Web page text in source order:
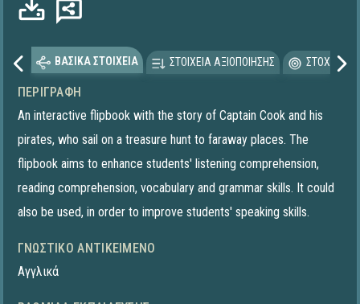
ΒΑΣΙΚΑ ΣΤΟΙΧΕΙΑ ΣΤΟΙΧΕΙΑ ΑΞΙΟΠΟΙΗΣΗΣ
ΠΕΡΙΓΡΑΦΉ
An interactive flipbook with the story of Captain Cook and his
pirates, who sail on a treasure hunt to faraway places. The
flipbook aims to enhance students' listening comprehension,
reading comprehension, vocabulary and grammar skills. It could
also be used, in order to improve students' speaking skills.
ΓΝΩΣΤΙΚΌ ΑΝΤΙΚΕΊΜΕΝΟ
Αγγλικά